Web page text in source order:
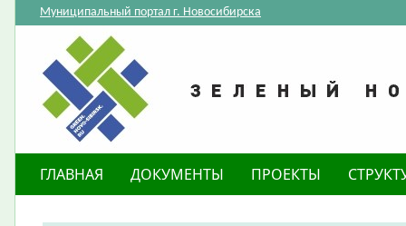
Муниципальный портал г. Новосибирска
ГЛАВНАЯ ДОКУМЕНТЫ ПРОЕКТЫ